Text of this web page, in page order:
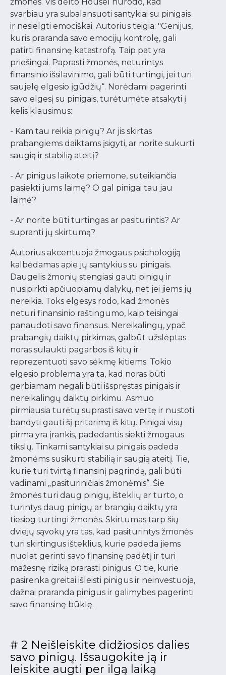
svarbiau yra subalansuoti santykiai su pinigais
ir nesielgti emociškai. Autorius teigia: "Genijus,
kuris praranda savo emocijų kontrolę, gali
patirti finansinę katastrofą. Taip pat yra
priešingai. Paprasti žmonės, neturintys
finansinio išsilavinimo, gali būti turtingi, jei turi
saujelę elgesio įgūdžių“. Norėdami pagerinti
savo elgesį su pinigais, turėtumėte atsakyti į
kelis klausimus:
- Kam tau reikia pinigų? Ar jis skirtas
prabangiems daiktams įsigyti, ar norite sukurti
saugią ir stabilią ateitį?
- Ar pinigus laikote priemone, suteikiančia
pasiekti jums laimę? O gal pinigai tau jau
laimė?
- Ar norite būti turtingas ar pasiturintis? Ar
supranti jų skirtumą?
Autorius akcentuoja žmogaus psichologiją
kalbėdamas apie jų santykius su pinigais.
Daugelis žmonių stengiasi gauti pinigų ir
nusipirkti apčiuopiamų dalykų, net jei jiems jų
nereikia. Toks elgesys rodo, kad žmonės
neturi finansinio raštingumo, kaip teisingai
panaudoti savo finansus. Nereikalingų, ypač
prabangių daiktų pirkimas, galbūt užslėptas
noras sulaukti pagarbos iš kitų ir
reprezentuoti savo sėkmę kitiems. Tokio
elgesio problema yra ta, kad noras būti
gerbiamam negali būti išspręstas pinigais ir
nereikalingų daiktų pirkimu. Asmuo
pirmiausia turėtų suprasti savo vertę ir nustoti
bandyti gauti šį pritarimą iš kitų. Pinigai visų
pirma yra įrankis, padedantis siekti žmogaus
tikslų. Tinkami santykiai su pinigais padeda
žmonėms susikurti stabilią ir saugią ateitį. Tie,
kurie turi tvirtą finansinį pagrindą, gali būti
vadinami „pasituriničiais žmonėmis“. Šie
žmonės turi daug pinigų, išteklių ar turto, o
turintys daug pinigų ar brangių daiktų yra
tiesiog turtingi žmonės. Skirtumas tarp šių
dviejų sąvokų yra tas, kad pasiturintys žmonės
turi skirtingus išteklius, kurie padeda jiems
nuolat gerinti savo finansinę padėtį ir turi
mažesnę riziką prarasti pinigus. O tie, kurie
pasirenka greitai išleisti pinigus ir neinvestuoja,
dažnai praranda pinigus ir galimybes pagerinti
savo finansinę būklę.
# 2 Neišleiskite didžiosios dalies
savo pinigų. Išsaugokite ją ir
leiskite augti per ilgą laiką